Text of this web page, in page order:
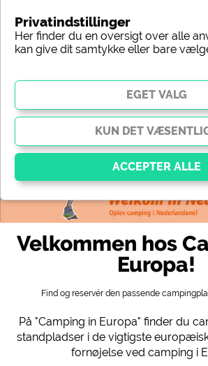
Velkommen hos
Europa!
Find og reservér den passende
På "Camping in Europa" finder du
standpladser i de vigtigste
fornøjelse ved camping i
Region Type
Beliggenhed
Sanitært udstyr Service
Fritidsmuligheder Kort
Privatindstillinger
Her finder du en oversigt over alle
kan give dit samtykke eller bare
funktioner og er afgørende for, at webstedet
korrekt. Uden disse cookies fungerer dele af
Forhåndsvisning af campingplads
campingpladser)
siehe Datenschutzerklärung des jeweiligen